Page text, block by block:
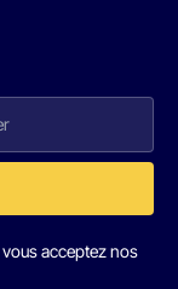
acceptez nos